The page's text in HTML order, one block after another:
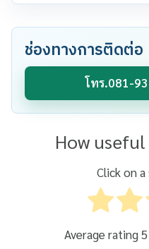
ช่องทางการติดต่อ
โทร.081-
How
Click on
Average rating5